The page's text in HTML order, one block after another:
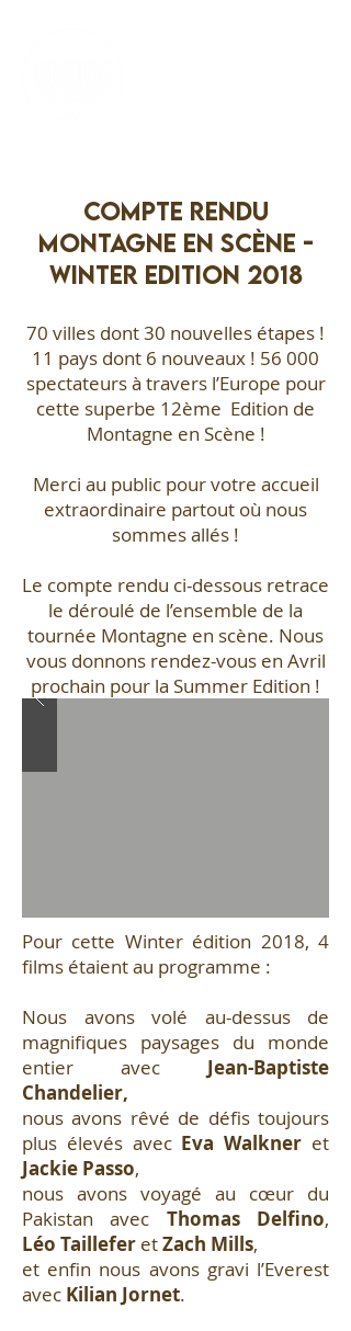
Compte Rendu
Montagne en Scène -
Winter Edition 2018
70 villes dont 30 nouvelles étapes !
11 pays dont 6 nouveaux ! 56 000
spectateurs à travers l’Europe pour
cette superbe 12ème Edition de
Montagne en Scène !
Merci au public pour votre accueil
extraordinaire partout où nous
sommes allés !
Le compte rendu ci-dessous retrace
le déroulé de l’ensemble de la
tournée Montagne en scène. Nous
vous donnons rendez-vous en Avril
prochain pour la Summer Edition !
Pour cette Winter édition 2018, 4
films étaient au programme :
Nous avons volé au-dessus de
magnifiques paysages du monde
entier avec Jean-Baptiste
Chandelier,
nous avons rêvé de défis toujours
plus élevés avec Eva Walkner et
Jackie Passo,
nous avons voyagé au cœur du
Pakistan avec Thomas Delfino,
Léo Taillefer etZach Mills,
et enfin nous avons gravi l’Everest
avec Kilian Jornet.